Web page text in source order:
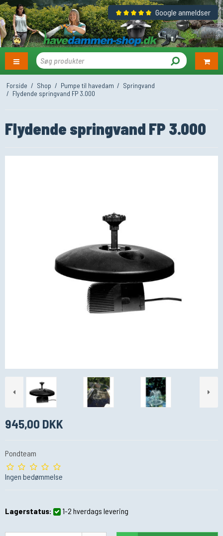
Google anmeldser
Forside / Shop / Pumpe til havedam / Springvand
/ Flydende springvand FP 3.000
Flydende springvand FP 3.000
945,00 DKK
Pondteam
Ingen bedømmelse
Lagerstatus: 1-2 hverdags levering